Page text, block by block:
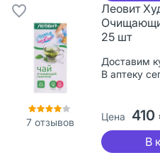
7 отзывов
Леовит
25 шт
Доставим
В аптеку
Цена 410
В